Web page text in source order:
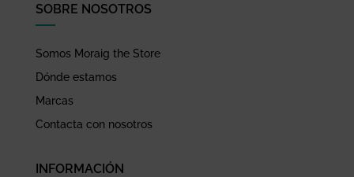
SOBRE NOSOTROS
Somos Moraig the Store
Dónde estamos
Marcas
Contacta con nosotros
INFORMACIÓN